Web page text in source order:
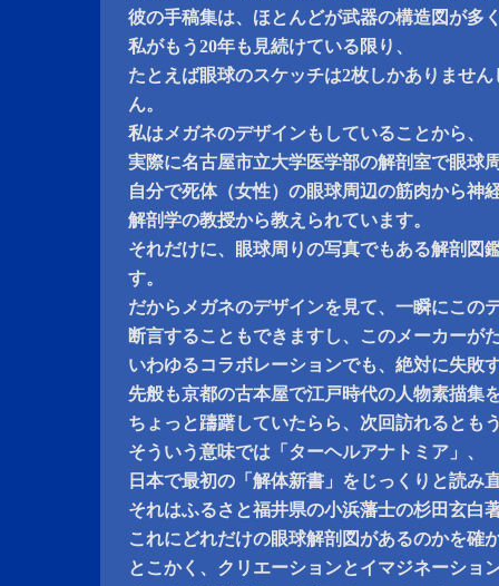
彼の手稿集は、ほとんどが武器の構造図が多
私がもう20年も見続けている限り、
たとえば眼球のスケッチは2枚しかありませ
ん。
私はメガネのデザインもしていることから、
実際に名古屋市立大学医学部の解剖室で眼球
自分で死体（女性）の眼球周辺の筋肉から神
解剖学の教授から教えられています。
それだけに、眼球周りの写真でもある解剖図
す。
だからメガネのデザインを見て、一瞬にこの
断言することもできますし、このメーカーが
いわゆるコラボレーションでも、絶対に失敗
先般も京都の古本屋で江戸時代の人物素描集
ちょっと躊躇していたらら、次回訪れるとも
そういう意味では「ターヘルアナトミア」、
日本で最初の「解体新書」をじっくりと読み
それはふるさと福井県の小浜藩士の杉田玄白
これにどれだけの眼球解剖図があるのかを確
とこかく、クリエーションとイマジネーショ